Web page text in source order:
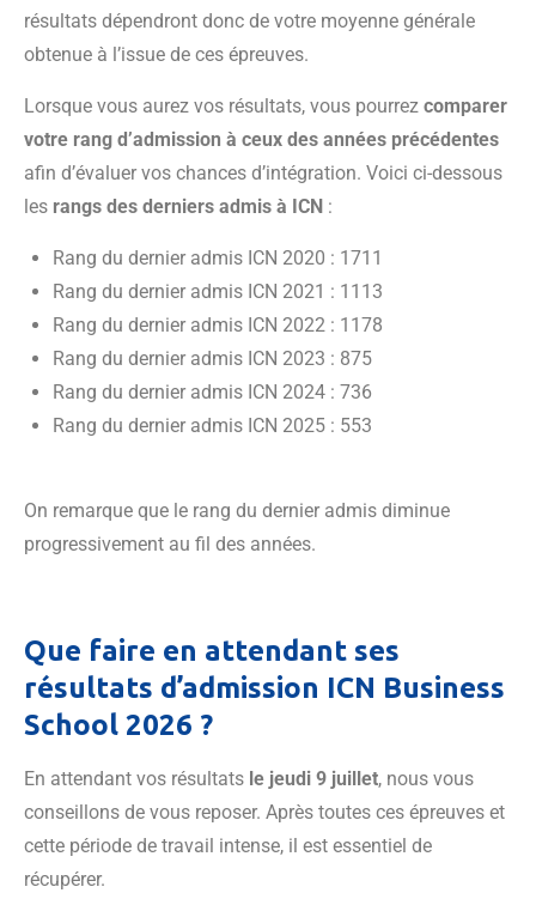
résultats dépendront donc de votre moyenne générale
obtenue à l’issue de ces épreuves.
Lorsque vous aurez vos résultats, vous pourrez comparer
votre rang d’admission à ceux des années précédentes
afin d’évaluer vos chances d’intégration. Voici ci-dessous
les rangs des derniers admis à ICN :
Rang du dernier admis ICN 2020 : 1711
Rang du dernier admis ICN 2021 : 1113
Rang du dernier admis ICN 2022 : 1178
Rang du dernier admis ICN 2023 : 875
Rang du dernier admis ICN 2024 : 736
Rang du dernier admis ICN 2025 : 553
On remarque que le rang du dernier admis diminue
progressivement au fil des années.
Que faire en attendant ses
résultats d’admission ICN Business
School 2026 ?
En attendant vos résultats le jeudi 9 juillet, nous vous
conseillons de vous reposer. Après toutes ces épreuves et
cette période de travail intense, il est essentiel de
récupérer.